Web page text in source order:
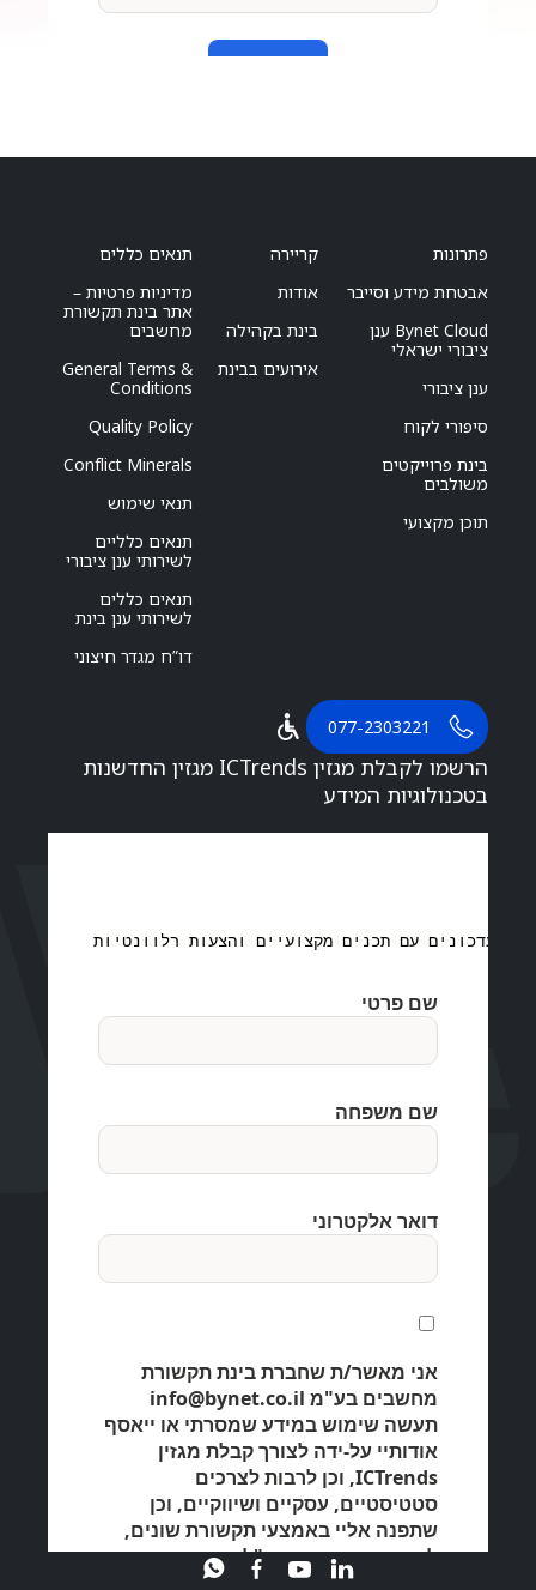
פתרונות
אבטחת מידע וסייבר
Bynet Cloud ענן
ציבורי ישראלי
ענן ציבורי
סיפורי לקוח
בינת פרוייקטים
משולבים
תוכן מקצועי
קריירה
אודות
בינת בקהילה
אירועים בבינת
תנאים כללים
מדיניות פרטיות –
אתר בינת תקשורת
מחשבים
General Terms &
Conditions
Quality Policy
Conflict Minerals
תנאי שימוש
תנאים כלליים
לשירותי ענן ציבורי
תנאים כללים
לשירותי ענן בינת
דו”ח מגדר חיצוני
077-2303221
הרשמו לקבלת מגזין ICTrends מגזין החדשנות
בטכנולוגיות המידע